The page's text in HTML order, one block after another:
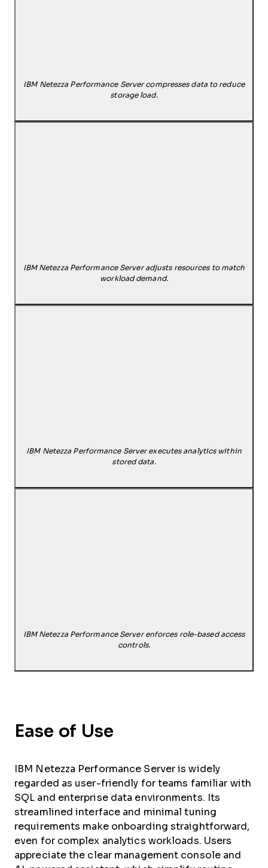
IBM Netezza Performance Server compresses data to reduce
storage load.
IBM Netezza Performance Server adjusts resources to match
workload demand.
IBM Netezza Performance Server executes analytics within
stored data.
IBM Netezza Performance Server enforces role-based access
controls.
Ease of Use
IBM Netezza Performance Server is widely
regarded as user-friendly for teams familiar with
SQL and enterprise data environments. Its
streamlined interface and minimal tuning
requirements make onboarding straightforward,
even for complex analytics workloads. Users
appreciate the clear management console and